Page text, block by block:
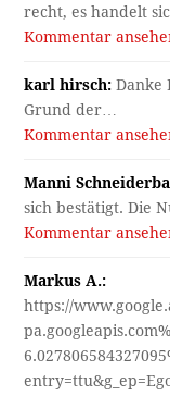
recht, es handelt
Kommentar
karl hirsch: Danke
Grund der…
Kommentar
Manni
sich bestätigt. Die
Kommentar
Markus A.:
https://